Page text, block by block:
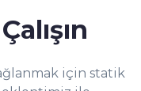
Çalışın
için statik